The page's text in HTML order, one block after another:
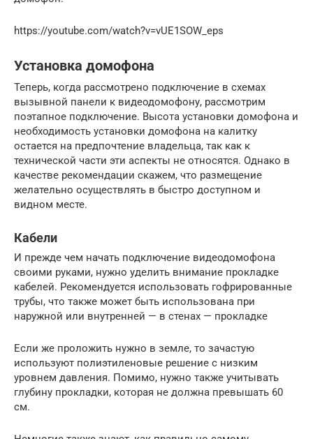
https://youtube.com/watch?v=vUE1SOW_eps
Установка домофона
Теперь, когда рассмотрено подключение в схемах
вызывной панели к видеодомофону, рассмотрим
поэтапное подключение. Высота установки домофона и
необходимость установки домофона на калитку
остается на предпочтение владельца, так как к
технической части эти аспекты не относятся. Однако в
качестве рекомендации скажем, что размещение
желательно осуществлять в быстро доступном и
видном месте.
Кабели
И прежде чем начать подключение видеодомофона
своими руками, нужно уделить внимание прокладке
кабелей. Рекомендуется использовать гофрированные
трубы, что также может быть использована при
наружной или внутренней — в стенах — прокладке
Если же проложить нужно в земле, то зачастую
используют полиэтиленовые решение с низким
уровнем давления. Помимо, нужно также учитывать
глубину прокладки, которая не должна превышать 60
см.